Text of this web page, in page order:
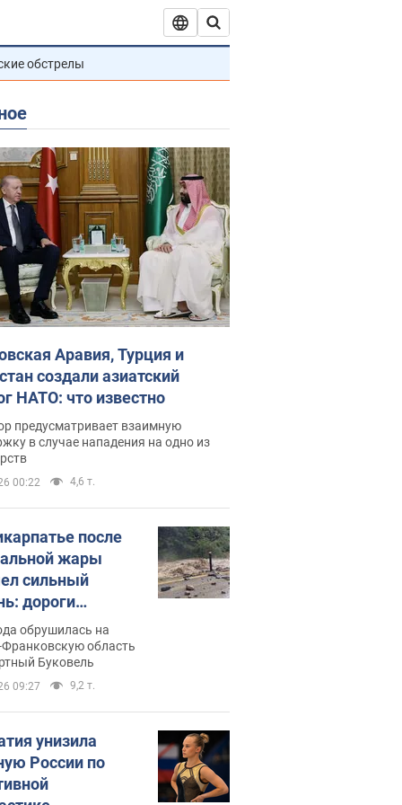
обстрелы
Аравия, Турция и
создали азиатский
НАТО: что известно
предусматривает взаимную
в случае нападения на одно из
00:22 4,6 т.
после
жары
сильный
дороги
в реки.
обрушилась на
область
Буковель
09:27 9,2 т.
унизила
России по